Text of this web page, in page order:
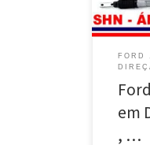
FORD
em
, …